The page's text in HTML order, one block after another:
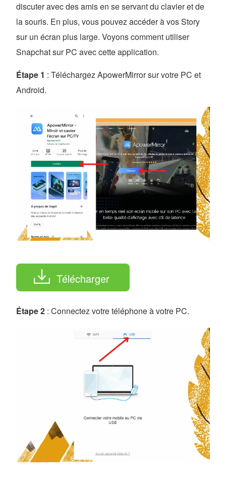
discuter avec des amis en se servant du clavier et de
la souris. En plus, vous pouvez accéder à vos Story
sur un écran plus large. Voyons comment utiliser
Snapchat sur PC avec cette application.
Étape 1 : Téléchargez ApowerMirror sur votre PC et
Android.
Télécharger
Étape 2 : Connectez votre téléphone à votre PC.